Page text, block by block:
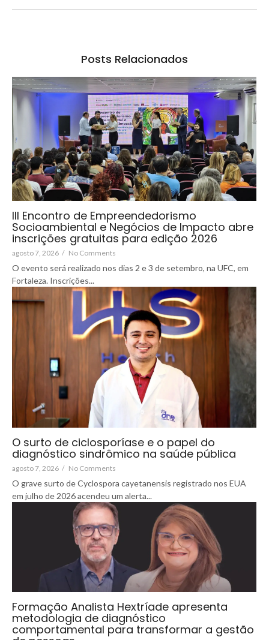
Posts Relacionados
III Encontro de Empreendedorismo
Socioambiental e Negócios de Impacto abre
inscrições gratuitas para edição 2026
agosto 7, 2026 / No Comments
O evento será realizado nos dias 2 e 3 de setembro, na UFC, em
Fortaleza. Inscrições...
O surto de ciclosporíase e o papel do
diagnóstico sindrômico na saúde pública
agosto 7, 2026 / No Comments
O grave surto de Cyclospora cayetanensis registrado nos EUA
em julho de 2026 acendeu um alerta...
Formação Analista Hextríade apresenta
metodologia de diagnóstico
comportamental para transformar a gestão